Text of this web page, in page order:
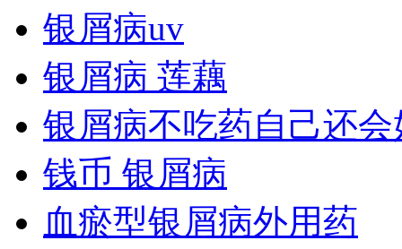
银屑病uv
银屑病 莲藕
银屑病不吃药自己还会
钱币 银屑病
血瘀型银屑病外用药